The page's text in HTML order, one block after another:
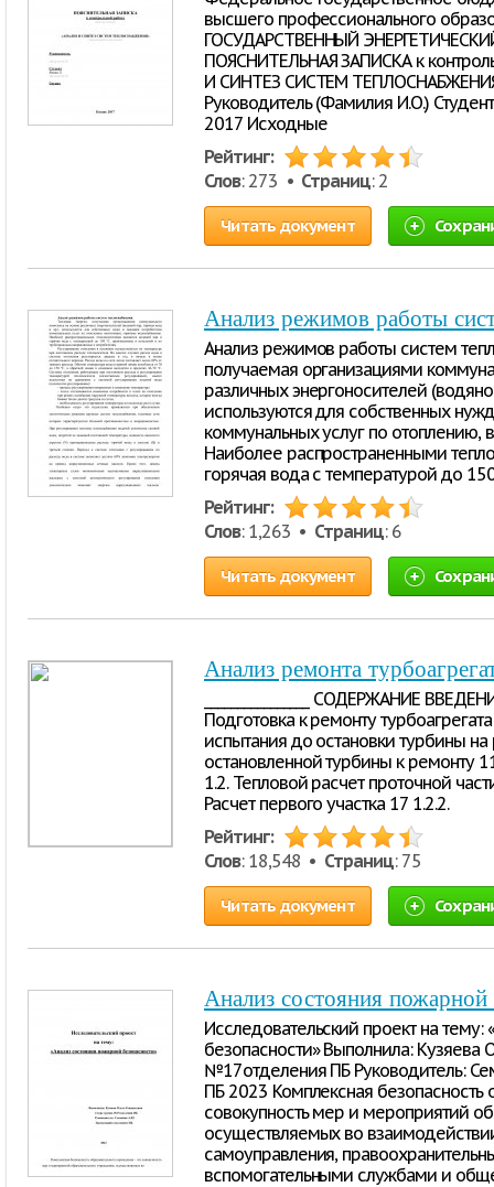
высшего профессионального
ГОСУДАРСТВЕННЫЙ
ПОЯСНИТЕЛЬНАЯ ЗАПИСКА к
И СИНТЕЗ СИСТЕМ
Руководитель (Фамилия И.О.)
2017 Исходные
Рейтинг:
Слов: 273 • Страниц: 2
Читать документ
Анализ режимов работы
Анализ режимов работы систем
получаемая организациями
различных энергоносителей
используются для собственных
коммунальных услуг по отоплению,
Наиболее распространенными
горячая вода с температурой до
Рейтинг:
Слов: 1,263 • Страниц: 6
Читать документ
Анализ ремонта
________________ СОДЕРЖАНИЕ
Подготовка к ремонту
испытания до остановки турбины на
остановленной турбины к ремонту
1.2. Тепловой расчет проточной
Расчет первого участка 17 1.2.2.
Рейтинг:
Слов: 18,548 • Страниц: 75
Читать документ
Анализ состояния пожарной
Исследовательский проект на
безопасности» Выполнила: Кузяева
№17отделения ПБ Руководитель:
ПБ 2023 Комплексная безопасность
совокупность мер и мероприятий
осуществляемых во
самоуправления,
вспомогательными службами и